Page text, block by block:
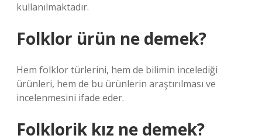
kullanılmaktadır.
Folklor ürün ne demek?
Hem folklor türlerini, hem de bilimin incelediği
ürünleri, hem de bu ürünlerin araştırılması ve
incelenmesini ifade eder.
Folklorik kız ne demek?